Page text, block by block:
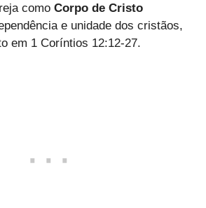
como Corpo de Cristo
e unidade dos cristãos,
em 1 Coríntios 12:12-27.